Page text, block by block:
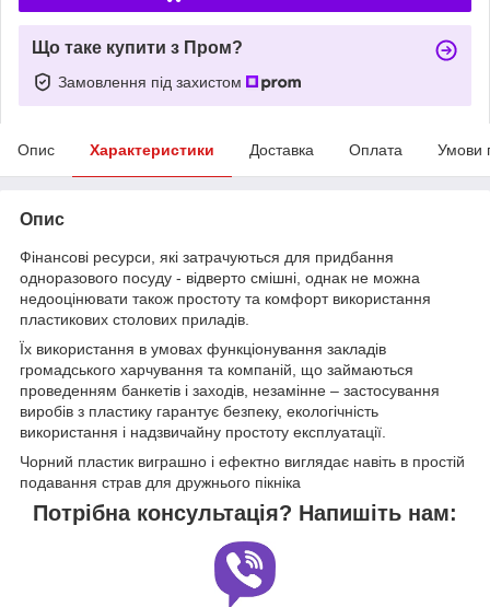
Що таке купити з Пром?
Замовлення під захистом
Опис Характеристики Доставка Оплата Умови
Опис
Фінансові ресурси, які затрачуються для придбання
одноразового посуду - відверто смішні, однак не можна
недооцінювати також простоту та комфорт використання
пластикових столових приладів.
Їх використання в умовах функціонування закладів
громадського харчування та компаній, що займаються
проведенням банкетів і заходів, незамінне – застосування
виробів з пластику гарантує безпеку, екологічність
використання і надзвичайну простоту експлуатації.
Чорний пластик виграшно і ефектно виглядає навіть в простій
подавання страв для дружнього пікніка
Потрібна консультація? Напишіть нам: